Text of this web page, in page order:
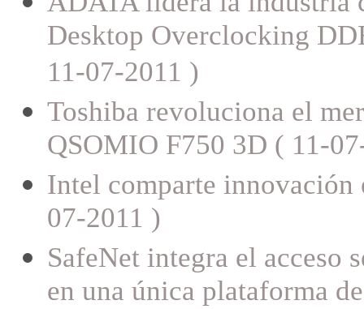
Desktop Overclocking
11-07-2011 )
Toshiba revoluciona el
QSOMIO F750 3D ( 11-
Intel comparte
07-2011 )
SafeNet integra el acceso
en una única plataforma